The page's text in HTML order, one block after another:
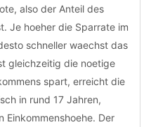
also der Anteil des
Je hoeher die Sparrate im
schneller waechst das
gleichzeitig die noetige
spart, erreicht die
in rund 17 Jahren,
Einkommenshoehe. Der